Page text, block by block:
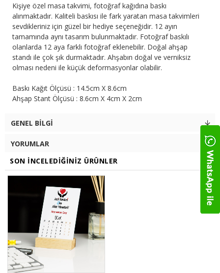
Kişiye özel masa takvimi, fotoğraf kağıdına baskı
alınmaktadır. Kaliteli baskısı ile fark yaratan masa takvimleri
sevdikleriniz için güzel bir hediye seçeneğidir. 12 ayın
tamamında aynı tasarım bulunmaktadır. Fotoğraf baskılı
olanlarda 12 aya farklı fotoğraf eklenebilir. Doğal ahşap
standı ile çok şık durmaktadır. Ahşabın doğal ve verniksiz
olması nedeni ile küçük deformasyonlar olabilir.
Baskı Kağıt Ölçüsü : 14.5cm X 8.6cm
Ahşap Stant Ölçüsü : 8.6cm X 4cm X 2cm
GENEL BILGI
YORUMLAR
SON İNCELEDIĞINIZ ÜRÜNLER